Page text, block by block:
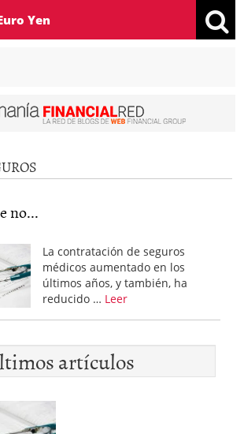
Yen
no...
La contratación de seguros
médicos aumentado en los
últimos años, y también, ha
reducido … Leer
artículos